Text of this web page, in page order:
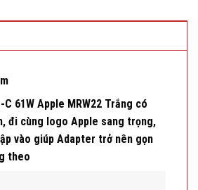
61W Apple MRW22 Trắng có
đi cùng logo Apple sang trọng,
vào giúp Adapter trở nên gọn
theo